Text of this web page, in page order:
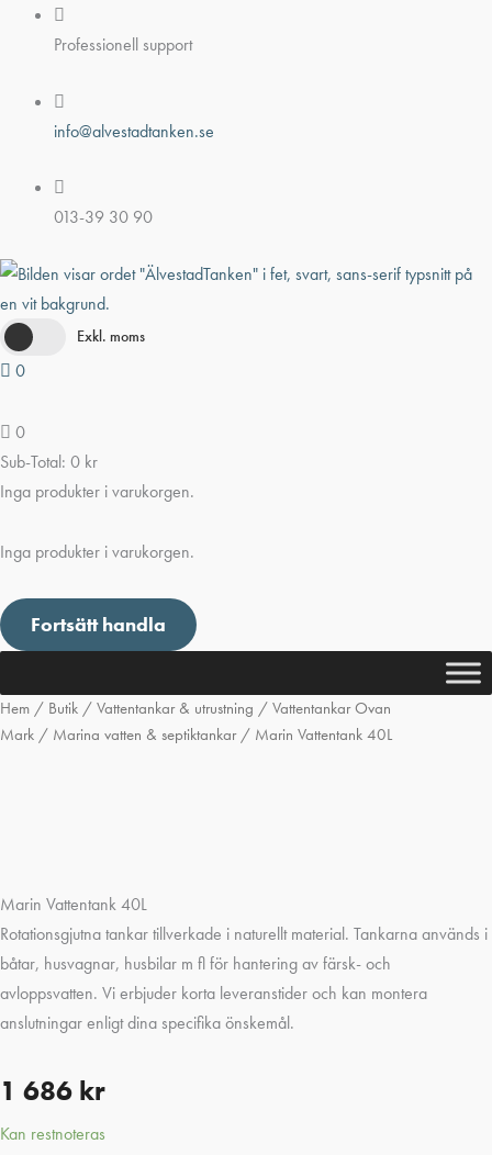
Hoppa
Professionell support
info@alvestadtanken.se
013-39 30 90
Exkl. moms
0
0
Sub-Total: 0 kr
Inga produkter i varukorgen.
Inga produkter i varukorgen.
Fortsätt handla
Hem / Butik / Vattentankar & utrustning / Vattentankar Ovan
Mark / Marina vatten & septiktankar/ Marin Vattentank 40L
Marin Vattentank 40L
Rotationsgjutna tankar tillverkade i naturellt material. Tankarna används i
båtar, husvagnar, husbilar m fl för hantering av färsk- och
avloppsvatten. Vi erbjuder korta leveranstider och kan montera
anslutningar enligt dina specifika önskemål.
1 686 kr
Kan restnoteras